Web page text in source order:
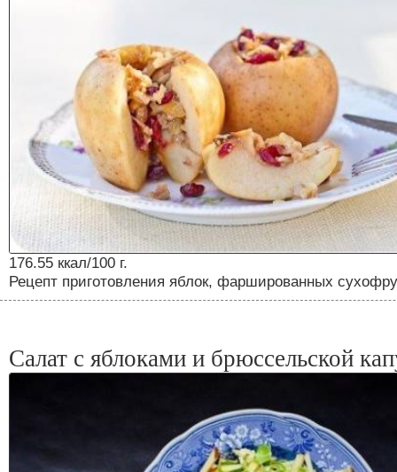
176.55 ккал/100 г.
Рецепт приготовления яблок, фаршированных
Салат с яблоками и брюссельской